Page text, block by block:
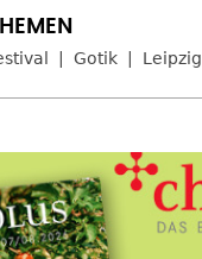
Gotik Leipzig